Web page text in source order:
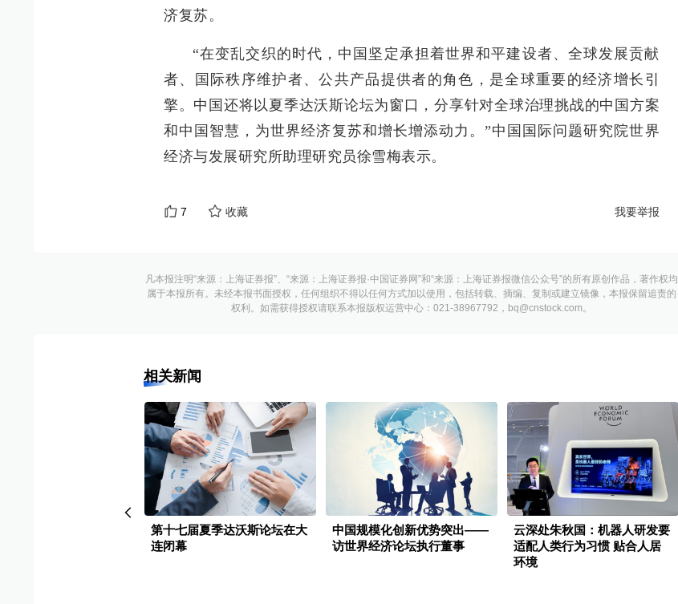
济复苏。
“在变乱交织的时代，中国坚定承担着世界和平建设者、全球发展贡献
者、国际秩序维护者、公共产品提供者的角色，是全球重要的经济增长引
擎。中国还将以夏季达沃斯论坛为窗口，分享针对全球治理挑战的中国方案
和中国智慧，为世界经济复苏和增长增添动力。”中国国际问题研究院世界
经济与发展研究所助理研究员徐雪梅表示。
7 收藏 我要举报
凡本报注明“来源：上海证券报”、“来源：上海证券报·中国证券网”和“来源：上海证券报微信公众号”的所有原创作品，著作权均
属于本报所有。未经本报书面授权，任何组织不得以任何方式加以使用，包括转载、摘编、复制或建立镜像，本报保留追责的
权利。如需获得授权请联系本报版权运营中心：021-38967792，bq@cnstock.com。
相关新闻
第十七届夏季达沃斯论坛在大
连闭幕
中国规模化创新优势突出——
访世界经济论坛执行董事
云深处朱秋国：机器人研发要
适配人类行为习惯 贴合人居
环境